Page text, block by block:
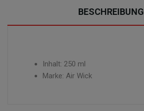
BESCHREIBUNG
Inhalt: 250 ml
Marke: Air Wick